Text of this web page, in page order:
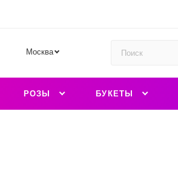
Москва
РОЗЫ БУКЕТЫ